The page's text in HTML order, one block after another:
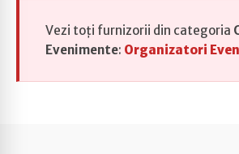
Vezi toți furnizorii din categoria
Evenimente: Organizatori